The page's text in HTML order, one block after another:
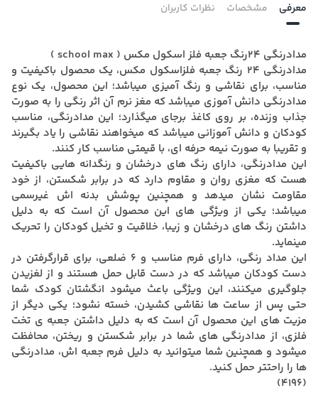
معرفی مشخصات نظرات کاربران
مدادرنگی 24رنگ جعبه فلز اسکول مکس ( school max )
مدادرنگی 24 رنگ جعبه فلزاسکول مکس، یک محصول باکیفیت و
مناسب، برای نقاشی و رنگ آمیزی میباشد؛ این محصول، یک نوع
مدادرنگی دانش آموزی میباشد که مغز نرم آن اثر رنگی را به صورت
جذاب وزنده، بر روی کاغذ برجای میگذارد؛ این مدادرنگی، مناسب
کودکان و دانش آموزانی میباشد که میخواهند نقاشی را یاد بگیرند
و تقریبا به صورت نیمه حرفه ای، با قیمتی مناسب کار کنند.
این مدادرنگی، دارای رنگ های درخشان و رنگدانه هایی باکیفیت
هست که مغزی روان و مقاوم دارد که در برابر شکستن، از خود
مقاومت نشان میدهد و همچنین پوشش بدنه اش غیرسمی
میباشد؛ یکی از ویژگی های این محصول آن است که به دلیل
داشتن رنگ های درخشان و زیبا، خلاقیت و تخیل کودکان را تحریک
مینماید.
این مداد رنگی، دارای فرم مناسب و 6 ضلعی، برای قرارگرفتن در
دست کودکان میباشد که در دست قابل حمل هستند و از لغزیدن
جلوگیری میکنند، این ویژگی باعث میشود انگشتان کودک شما
حتی پس از ساعت ها نقاشی کشیدن، خسته نشود؛ یکی دیگر از
مزیت های این محصول آن است که به دلیل داشتن جعبه ی تخت
فلزی، از مدادرنگی های شما در برابر شکستن و ریختن، محافظت
میشود و همچنین شما میتوانید به دلیل فرم جعبه اش، مدادرنگی
ها را راحتتر حمل کنید.
(4196)